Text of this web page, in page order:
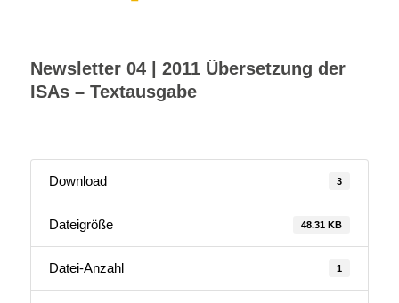
Newsletter 04 | 2011 Übersetzung der
ISAs – Textausgabe
Download 3
Dateigröße 48.31 KB
Datei-Anzahl 1